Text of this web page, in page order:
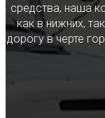
средства, наша
как в нижних,
дорогу в черте